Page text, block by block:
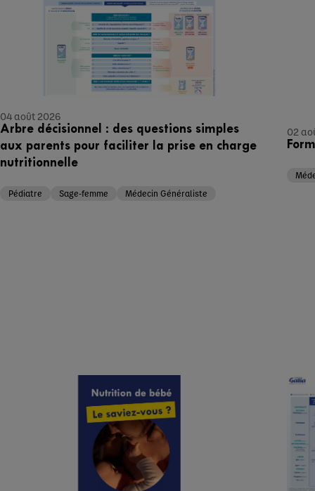
04 août 2026
Arbre décisionnel : des questions simples
aux parents pour faciliter la prise en charge
nutritionnelle
Pédiatre Sage-femme Médecin Généraliste
02